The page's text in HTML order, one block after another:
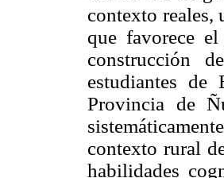
contexto reales,
que favorece
construcción
estudiantes de
Provincia de
contexto rural
habilidades